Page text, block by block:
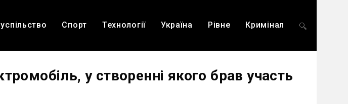
Спорт Технології Україна Рівне Кримінал Перемкнути
у створенні якого брав участь